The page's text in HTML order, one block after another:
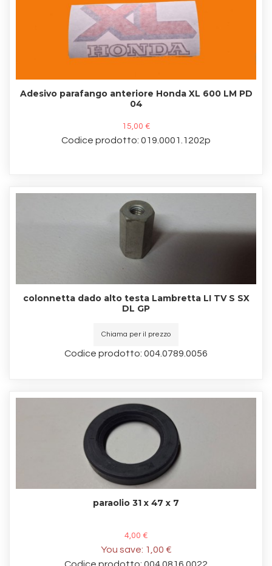
Adesivo parafango anteriore Honda XL 600 LM PD
04
15,00 €
Codice prodotto: 019.0001.1202p
colonnetta dado alto testa Lambretta LI TV S SX
DL GP
Chiama per il prezzo
Codice prodotto: 004.0789.0056
paraolio 31 x 47 x 7
4,00 €
You save: 1,00 €
Codice prodotto: 004.0816.0022